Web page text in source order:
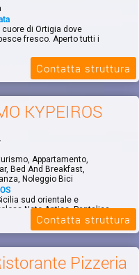
di Ortigia dove
fresco. Aperto tutti i
Contatta struttura
KYPEIROS
Appartamento,
Bed And Breakfast,
Noleggio Bici
sud orientale e
Noto Antica, Pantalica,
Contatta struttura
Pizzeria